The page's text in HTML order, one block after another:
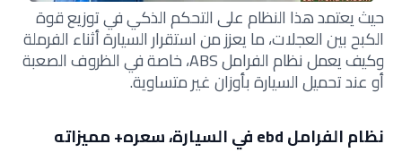
حيث يعتمد هذا النظام على التحكم الذكي في توزيع قوة
الكبح بين العجلات، ما يعزز من استقرار السيارة أثناء الفرملة
وكيف يعمل نظام الفرامل ABS، خاصة في الظروف الصعبة
أو عند تحميل السيارة بأوزان غير متساوية.
نظام الفرامل ebd في السيارة، سعره+ مميزاته